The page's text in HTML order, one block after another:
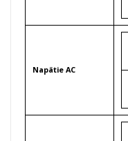
Napätie AC